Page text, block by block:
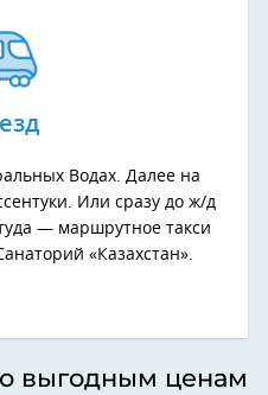
Водах. Далее на
Или сразу до ж/д
— маршрутное такси
«Казахстан».
выгодным ценам